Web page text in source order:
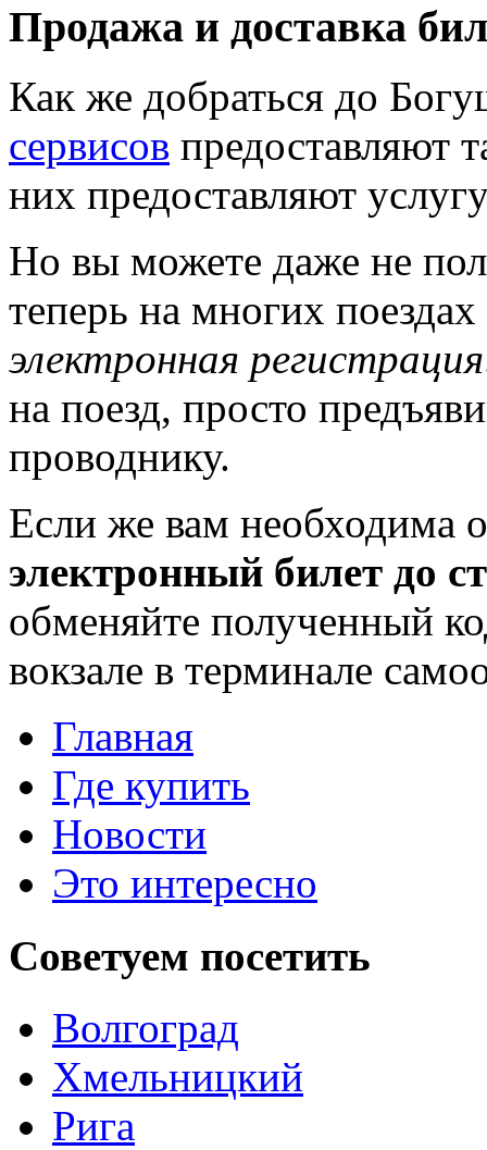
Продажа и доставка
Как же добраться до
сервисов предоставляют
них предоставляют
Но вы можете даже не
теперь на многих
электронная регистрация
на поезд, просто
проводнику.
Если же вам необходима
электронный билет
обменяйте полученный
вокзале в терминале
Главная
Где купить
Новости
Это интересно
Советуем посетить
Волгоград
Хмельницкий
Рига